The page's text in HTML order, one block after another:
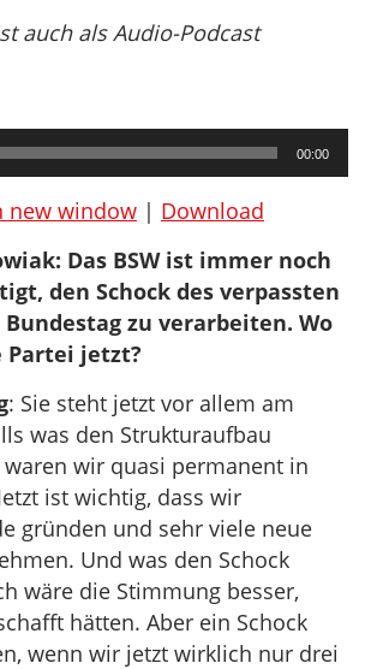
auch als Audio-Podcast
00:00
new window | Download
Das BSW ist immer noch
den Schock des verpassten
Bundestag zu verarbeiten. Wo
Partei jetzt?
: Sie steht jetzt vor allem am
was den Strukturaufbau
wir quasi permanent in
ist wichtig, dass wir
gründen und sehr viele neue
Und was den Schock
wäre die Stimmung besser,
hätten. Aber ein Schock
wenn wir jetzt wirklich nur drei